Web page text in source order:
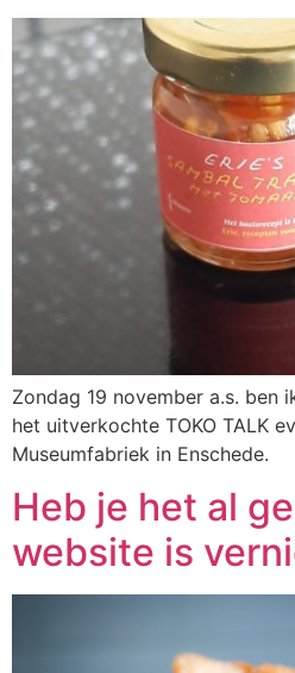
Zondag 19 november a.s. ben
het uitverkochte TOKO TALK
Museumfabriek in Enschede.
Heb je het al
website is